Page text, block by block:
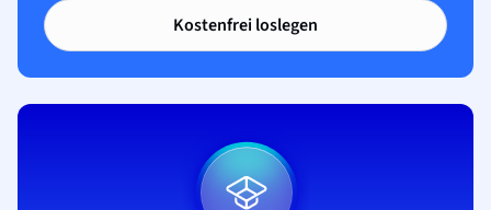
Kostenfrei loslegen